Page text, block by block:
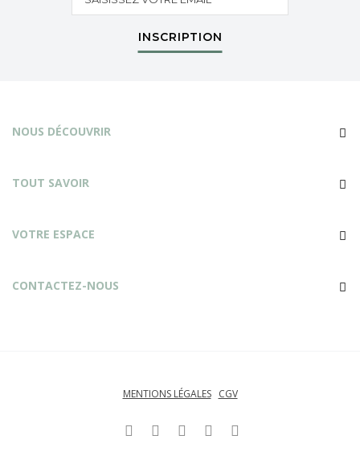
INSCRIPTION
NOUS DÉCOUVRIR
TOUT SAVOIR
VOTRE ESPACE
CONTACTEZ-NOUS
MENTIONS LÉGALES CGV